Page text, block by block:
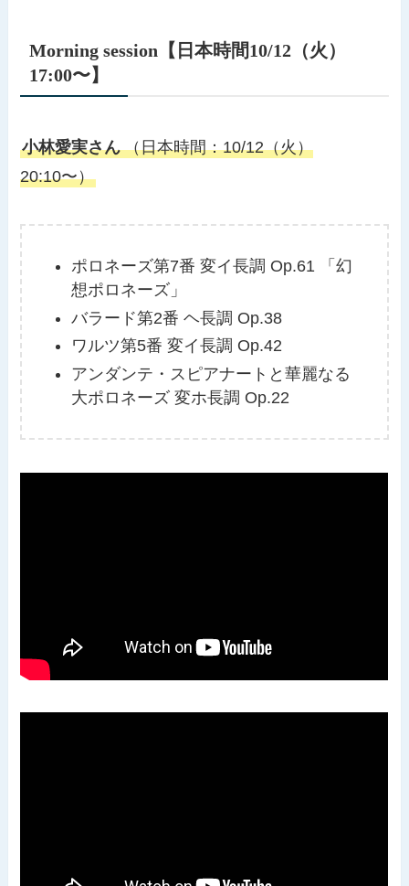
Morning session【日本時間10/12（火）
17:00〜】
小林愛実さん （日本時間：10/12（火）
20:10〜）
ポロネーズ第7番 変イ長調 Op.61 「幻
想ポロネーズ」
バラード第2番 ヘ長調 Op.38
ワルツ第5番 変イ長調 Op.42
アンダンテ・スピアナートと華麗なる
大ポロネーズ 変ホ長調 Op.22